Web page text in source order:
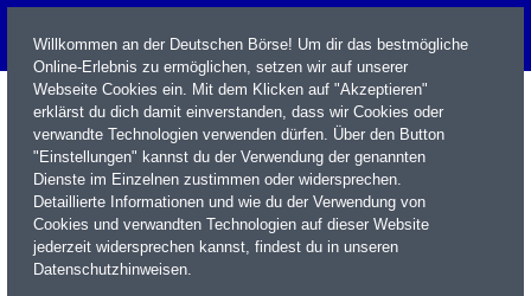
Name / WKN / ISIN / Kürzel
Willkommen an der Deutschen Börse! Um dir das bestmögliche
Online-Erlebnis zu ermöglichen, setzen wir auf unserer
Webseite Cookies ein. Mit dem Klicken auf "Akzeptieren"
erklärst du dich damit einverstanden, dass wir Cookies oder
verwandte Technologien verwenden dürfen. Über den Button
"Einstellungen" kannst du der Verwendung der genannten
Dienste im Einzelnen zustimmen oder widersprechen.
Detaillierte Informationen und wie du der Verwendung von
Cookies und verwandten Technologien auf dieser Website
jederzeit widersprechen kannst, findest du in unseren
Datenschutzhinweisen.